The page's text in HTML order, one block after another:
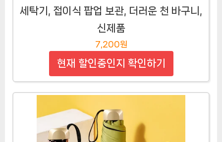
세탁기, 접이식 팝업 보관, 더러운 천 바구니,
신제품
7,200원
현재 할인중인지 확인하기